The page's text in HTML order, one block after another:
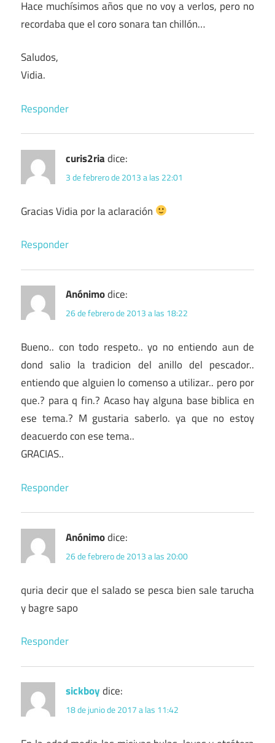
Hace muchísimos años que no voy a verlos, pero no
recordaba que el coro sonara tan chillón…
Saludos,
Vidia.
Responder
curis2riadice:
3 de febrero de 2013 a las 22:01
Gracias Vidia por la aclaración
Responder
Anónimodice:
26 de febrero de 2013 a las 18:22
Bueno.. con todo respeto.. yo no entiendo aun de
dond salio la tradicion del anillo del pescador..
entiendo que alguien lo comenso a utilizar.. pero por
que.? para q fin.? Acaso hay alguna base biblica en
ese tema.? M gustaria saberlo. ya que no estoy
deacuerdo con ese tema..
GRACIAS..
Responder
Anónimodice:
26 de febrero de 2013 a las 20:00
quria decir que el salado se pesca bien sale tarucha
y bagre sapo
Responder
sickboydice:
18 de junio de 2017 a las 11:42